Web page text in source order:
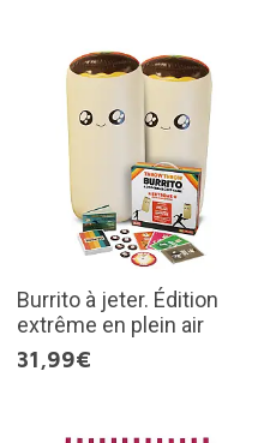
Burrito à jeter. Édition
extrême en plein air
31,99€